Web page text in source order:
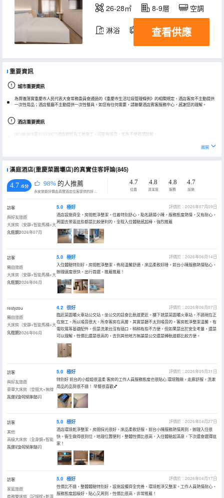
26-28㎡ 8-9層 空調
淋浴 電視機
查看供應
重要資訊
城市重要資訊
為貫徹落實重慶市人民代表大會常務委員會通過的《重慶市生活垃圾管理條例》的相關規定，酒店客房不主動提供
一次性用品；酒店餐廳不主動提供一次性餐具。如您有任何需要，請聯繫酒店賓客服務中心，感謝您的理解。
酒店重要資訊
[02/08/2026至31/12/2027]酒店附近有工地施工，可能有噪音，如有不便敬請諒解。
展開
漢庭酒店(重慶菜園壩店)的真實住客評論(845)
4.7 /5分 98% 的人推薦
永安旅遊評價由真實酒店住客提供的評價。
4.7
位置
4.8
清潔度
4.8
服務
4.7
設施
訪客
與好友旅遊
大床房（安靜+智能馬桶+大
化粧鏡）
入住於2026年07月
5.0 極好
評價於：2026年07月09日
酒店設施齊全，房間乾淨整潔，住着特別舒心，點名錶揚小陳，服務態度熱情，又有耐心，
周圍去景區這些都是比較便利的，全程入住體驗感超棒，強烈推薦
訪客
獨自旅遊
大床房（安靜+智能馬桶+大
化粧鏡）
入住於2026年06月
5.0 極好
評價於：2026年06月14日
入住體驗特別好，房間乾淨整潔，佈局温馨舒適，床品柔軟好睡。前台小陳服務熱情貼心，
辦理速度很快，出行首選，推薦推薦！
restyzou
獨自旅遊
大床房（安靜+智能馬桶+大
化粧鏡）
入住於2026年06月
4.2 很好
評價於：2026年06月07日
臨近菜園壩火車站公交站，坐公交的話會比軌道更近。樓下就是菜園壩火車站，不過現在正
在施工，所以噪音很大，所幸客房在高層，其實是聽不太到噪音的。客房乾淨整潔温馨，有
電吹風等基礎配件，但是洗漱台沒有插口，稍稍有些不方便，但如果是出於安全考量，還是
可以理解。性價比還是很高的，去到其他地方無論是公交還是轉軌道都比較方便。
訪客
與好友旅遊
豪華大床房（空間大+無線
投屏+金可兒床墊）
入住於2026年05月
5.0 極好
評價於：2026年05月31日
特別好 前台的小姐姐很温柔 客房的工作人員服務態度也很貼心 環境雅緻，走廊舒服，洗漱
用品的品質很不錯！ 早餐很喜歡💕
訪客
其他
高級大床房（全身鏡+智能
投屏+金可兒床墊）
入住於2026年04月
5.0 極好
評價於：2026年04月27日
酒店環境乾淨整潔，房間採光很好，床品柔軟舒服。前台小陳服務熱情周到，辦理入住很
快。衞生做得很到位，地理位置便利，整體性價比很高，入住體驗超滿意，下次還會選擇這
家！
訪客
家庭旅遊
商務雙床房（記憶枕+乾濕
5.0 極好
評價於：2026年04月17日
性價比不錯，整體體驗特別好，設施設備齊全完善，環境乾淨又整潔。工作人員熱情耐心，
服務態度超級好，貼心又周到，性價比很高，非常推薦！